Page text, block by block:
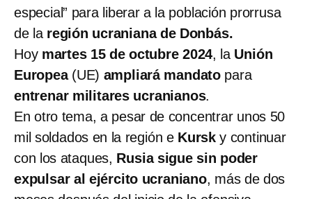
especial” para liberar a la población prorrusa
de la región ucraniana de Donbás.
Hoy martes 15 de octubre 2024, la Unión
Europea(UE) ampliará mandato para
entrenar militares ucranianos.
En otro tema, a pesar de concentrar unos 50
mil soldados en la región e Kursky continuar
con los ataques, Rusia sigue sin poder
expulsar al ejército ucraniano, más de dos